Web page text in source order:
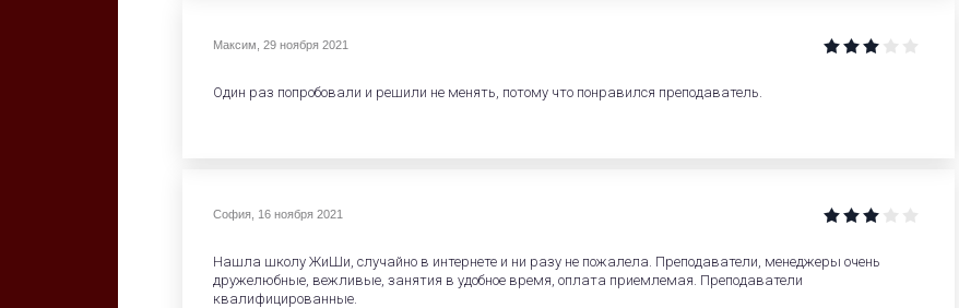
Максим,29 ноября 2021
Один раз попробовали и решили не менять, потому что понравился преподаватель.
София, 16 ноября 2021
Нашла школу ЖиШи, случайно в интернете и ни разу не пожалела. Преподаватели, менеджеры очень
дружелюбные, вежливые, занятия в удобное время, оплата приемлемая. Преподаватели
квалифицированные.